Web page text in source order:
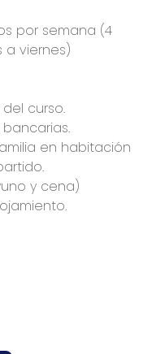
por semana (4
a viernes)
curso.
en habitación
y cena)